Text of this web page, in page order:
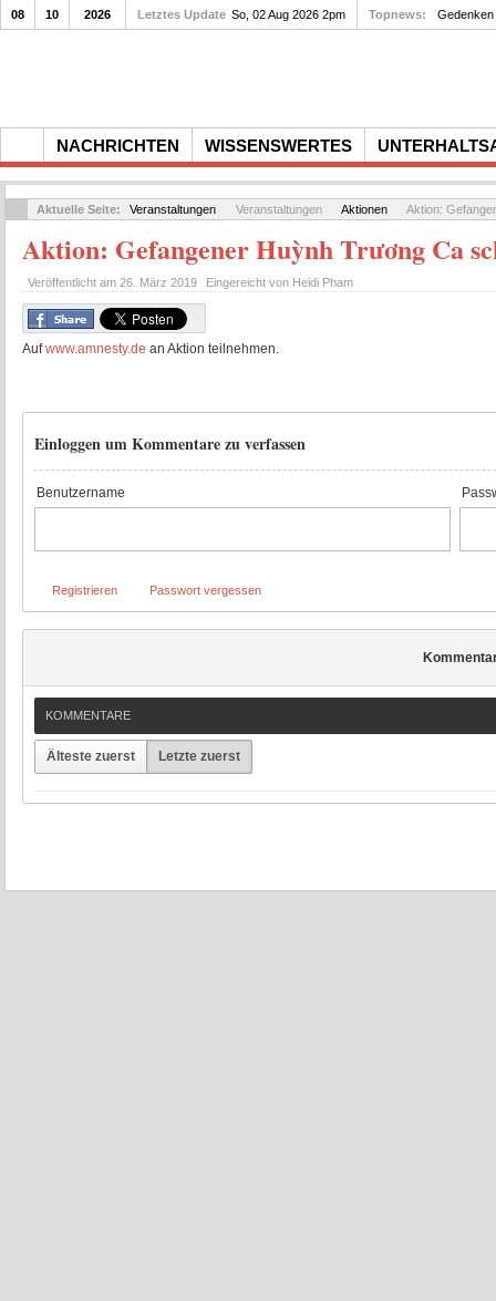
NACHRICHTEN WISSENSWERTES
08 10 2026 Letztes Update So, 02 Aug 2026 2pm Topnews: Gedenken
Aktuelle Seite: Veranstaltungen Veranstaltungen Aktionen Aktion:
Aktion: Gefangener Huỳnh Trương Ca
Veröffentlicht am 26. März 2019 Eingereicht von Heidi Pham
Aufwww.amnesty.de an Aktion teilnehmen.
Einloggen um Kommentare zu verfassen
Benutzername
Registrieren Passwort vergessen
KOMMENTARE
Älteste zuerst Letzte zuerst